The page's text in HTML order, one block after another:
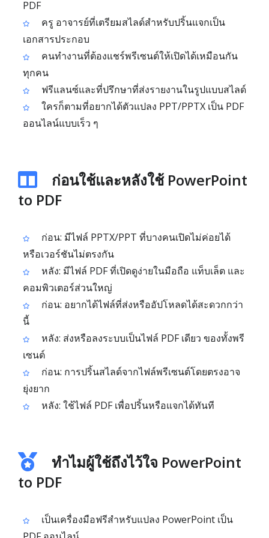
PDF
ครู อาจารย์ที่เตรียมสไลด์สำหรับปริ้นแจกเป็น
เอกสารประกอบ
คนทำงานที่ต้องแชร์พรีเซนต์ให้เปิดได้เหมือนกัน
ทุกคน
ฟรีแลนซ์และที่ปรึกษาที่ส่งรายงานในรูปแบบสไลด์
ใครก็ตามที่อยากได้ตัวแปลง PPT/PPTX เป็น PDF
ออนไลน์แบบเร็ว ๆ
ก่อนใช้และหลังใช้ PowerPoint
to PDF
ก่อน: มีไฟล์ PPTX/PPT ที่บางคนเปิดไม่ค่อยได้
หรือเวอร์ชันไม่ตรงกัน
หลัง: มีไฟล์ PDF ที่เปิดดูง่ายในมือถือ แท็บเล็ต และ
คอมพิวเตอร์ส่วนใหญ่
ก่อน: อยากได้ไฟล์ที่ส่งหรืออัปโหลดได้สะดวกกว่า
นี้
หลัง: ส่งหรือลงระบบเป็นไฟล์ PDF เดียว ของทั้งพรี
เซนต์
ก่อน: การปริ้นสไลด์จากไฟล์พรีเซนต์โดยตรงอาจ
ยุ่งยาก
หลัง: ใช้ไฟล์ PDF เพื่อปริ้นหรือแจกได้ทันที
ทำไมผู้ใช้ถึงไว้ใจ PowerPoint
to PDF
เป็นเครื่องมือฟรีสำหรับแปลง PowerPoint เป็น